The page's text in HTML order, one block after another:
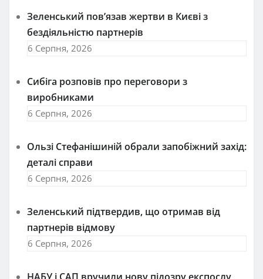
Зеленський пов’язав жертви в Києві з
бездіяльністю партнерів
6 Серпня, 2026
Сибіга розповів про переговори з
виробниками
6 Серпня, 2026
Ользі Стефанішиній обрали запобіжний захід:
деталі справи
6 Серпня, 2026
Зеленський підтвердив, що отримав від
партнерів відмову
6 Серпня, 2026